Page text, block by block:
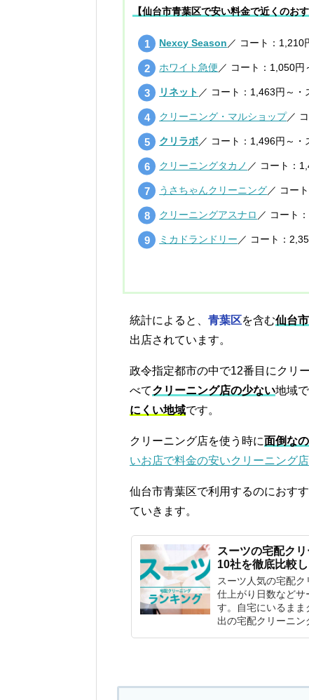
【仙台市青葉区で安い料金で近くのおす
Nexcy Season ／ コート：1,210
ホワイト急便 ／ コート：1,050円
リネット ／ コート：1,463円～・
クリーニング・マルショップ／
クリラボ／ コート：1,496円～・
クリーニングタカノ ／ コート：
うさちゃんクリーニング／ コー
クリーニングアスナロ ／ コート
ミカドランドリー ／ コート：
統計によると、 青葉区を含む仙台市
出店されています。
政令指定都市の中で12番目にクリ
べてクリーニング店の少ない地域で
にくい地域です。
クリーニング店を使う時に面倒な
いお店で料金の安いクリーニング店
仙台市青葉区で利用するのにおす
ていきます。
スーツの宅配ク
10社を徹底比較し
スーツ人気の宅配ク
仕上がり日数などサ
す。自宅にいるま
出の宅配クリーニン